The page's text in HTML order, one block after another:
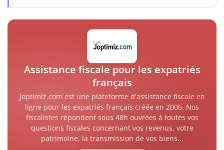
Assistance fiscale pour les expatriés
français
Joptimiz.com est une plateforme d'assistance fiscale en
ligne pour les expatriés français créée en 2006. Nos
fiscalistes répondent sous 48h ouvrées à toutes vos
questions fiscales concernant vos revenus, votre
patrimoine, la transmission de vos biens...